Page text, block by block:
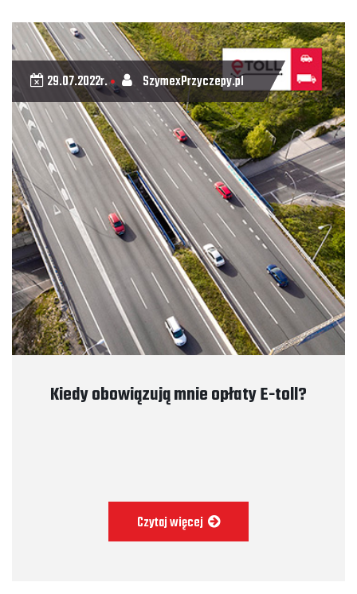
29.07.2022r.• SzymexPrzyczepy.pl
Kiedy obowiązują mnie opłaty E-toll?
Czytaj więcej